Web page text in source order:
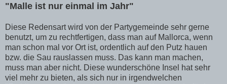
"Malle ist nur einmal im Jahr"
Diese Redensart wird von der Partygemeinde sehr gerne
benutzt, um zu rechtfertigen, dass man auf Mallorca, wenn
man schon mal vor Ort ist, ordentlich auf den Putz hauen
bzw. die Sau rauslassen muss. Das kann man machen,
muss man aber nicht. Diese wunderschöne Insel hat sehr
viel mehr zu bieten, als sich nur in irgendwelchen